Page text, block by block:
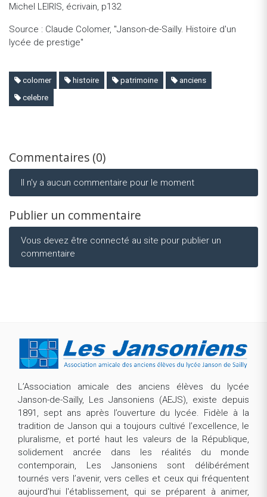
Michel LEIRIS, écrivain, p132
Source : Claude Colomer, "Janson-de-Sailly. Histoire d'un
lycée de prestige"
colomer histoire patrimoine
anciens
celebre
Commentaires (0)
Il n'y a aucun commentaire pour le moment
Publier un commentaire
Vous devez être connecté au site pour publier un
commentaire
L’Association amicale des anciens élèves du lycée
Janson-de-Sailly, Les Jansoniens (AEJS), existe depuis
1891, sept ans après l’ouverture du lycée. Fidèle à la
tradition de Janson qui a toujours cultivé l’excellence, le
pluralisme, et porté haut les valeurs de la République,
solidement ancrée dans les réalités du monde
contemporain, Les Jansoniens sont délibérément
tournés vers l’avenir, vers celles et ceux qui fréquentent
aujourd'hui l'établissement, qui se préparent à animer,